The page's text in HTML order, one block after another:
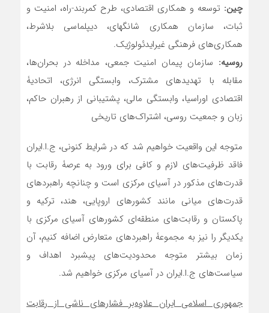
چین: توسعه و همکاری اقتصادی، طرح کمربند-راه، امنیت و
ثبات، سازمان همکاری شانگهای، دیپلماسی بلاشرط،
همکاری‌های فرهنگی غیرایدئولوژیک.
روسیه: سازمان پیمان امنیت جمعی، مداخله در بحران‌ها،
مقابله با تهدیدهای مشترک، وابستگی انرژی، اتحادیۀ
اقتصادی اوراسیا، وابستگی مالی، پشتیبانی از رهبران حاکم،
زبان و جمعیت روسی، اشتراک‌های تاریخی
متوجه این واقعیت خواهیم شد که در شرایط کنونی، ج.ا.ایران
فاقد ظرفیت‌های لازم و کافی برای ورود به عرصۀ رقابت با
قدرت‌های مذکور در آسیای مرکزی است و چنانچه راهبردهای
قدرت‌های میانی مانند کشورهای اروپایی، هند، ترکیه و
پاکستان و رقابت‌های منطقه‌ای کشورهای آسیای مرکزی با
یکدیگر را نیز به مجموعۀ راهبردهای متعارض اضافه کنیم، آن
زمان بیشتر متوجه محدودیت‌های پیشبرد اهداف و
سیاست‌های ج.ا.ایران در آسیای مرکزی خواهیم شد.
جمهوری اسلامی ایران علاوه‌بر فشارهای ناشی از رقابت‌